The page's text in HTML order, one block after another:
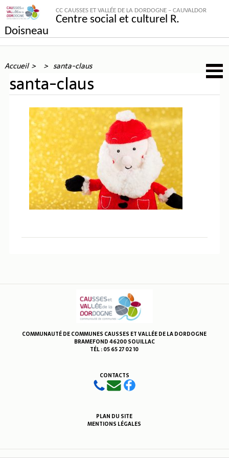
CC CAUSSES ET VALLÉE DE LA DORDOGNE – CAUVALDOR
Centre social et culturel R.
Doisneau
Accueil santa-claus
santa-claus
COMMUNAUTÉ DE COMMUNES CAUSSES ET VALLÉE DE LA DORDOGNE
BRAMEFOND 46200 SOUILLAC
TÉL : 05 65 27 02 10
CONTACTS
PLAN DU SITE
MENTIONS LÉGALES